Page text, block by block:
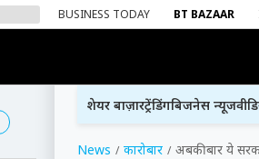
BUSINESS TODAY BT BAZAAR
शेयर बाज़ारट्रेंडिंगबिजनेस न्यूज
News कारोबार अबकी बार ये